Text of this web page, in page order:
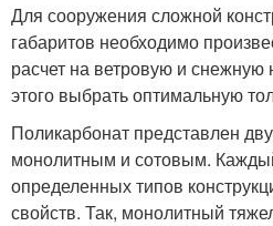
Для сооружения сложной
габаритов необходимо
расчет на ветровую и снежную
этого выбрать оптимальную
Поликарбонат представлен
монолитным и сотовым.
определенных типов
свойств. Так, монолитный